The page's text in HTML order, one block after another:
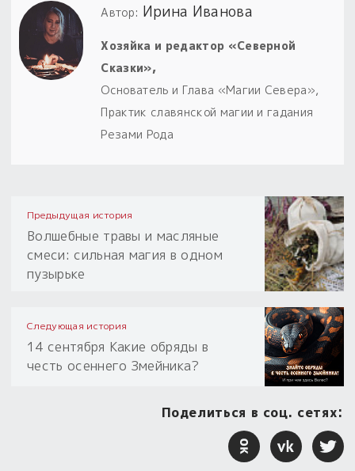
Автор: Ирина Иванова
Хозяйка и редактор «Северной
Сказки»,
Основатель и Глава «Магии Севера»,
Практик славянской магии и гадания
Резами Рода
Предыдущая история
Волшебные травы и масляные
смеси: сильная магия в одном
пузырьке
Следующая история
14 сентября Какие обряды в
честь осеннего Змейника?
Поделиться в соц. сетях: